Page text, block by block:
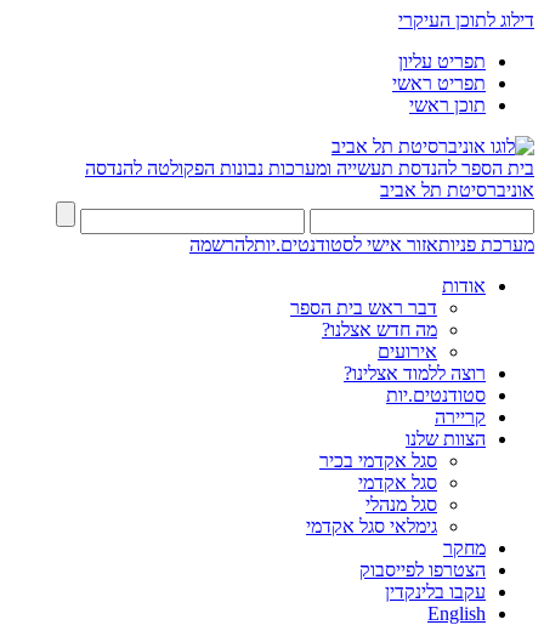
דילוג לתוכן העיקרי
תפריט עליון
תפריט ראשי
תוכן ראשי
בית הספר להנדסת תעשייה ומערכות נבונות הפקולטה להנדסה
אוניברסיטת תל אביב
מערכת פניותאזור אישי לסטודנטים.יותלהרשמה
אודות
דבר ראש בית הספר
מה חדש אצלנו?
אירועים
רוצה ללמוד אצלינו?
סטודנטים.יות
קריירה
הצוות שלנו
סגל אקדמי בכיר
סגל אקדמי
סגל מנהלי
גימלאי סגל אקדמי
מחקר
הצטרפו לפייסבוק
עקבו בלינקדין
English